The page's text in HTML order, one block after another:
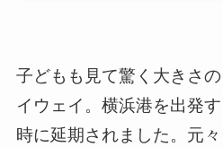
子どもも見て驚く大きさ
イウェイ。横浜港を出発
時に延期されました。元